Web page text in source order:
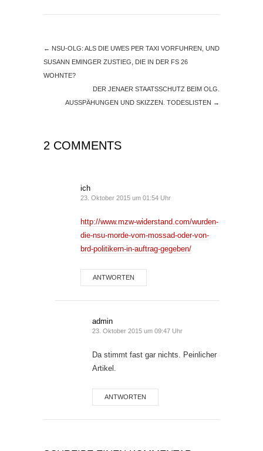
← NSU-OLG: ALS DIE UWES PER TAXI VORFUHREN, UND
SUSANN EMINGER ZUSTIEG, DIE IN DER FS 26
WOHNTE?
DER JENAER STAATSSCHUTZ BEIM OLG.
AUSSPÄHUNGEN UND SKIZZEN. TODESLISTEN →
2 COMMENTS
ich
23. Oktober 2015 um 01:54 Uhr
http://www.mzw-widerstand.com/wurden-
die-nsu-morde-vom-mossad-oder-von-
brd-politikern-in-auftrag-gegeben/
ANTWORTEN
admin
23. Oktober 2015 um 09:47 Uhr
Da stimmt fast gar nichts. Peinlicher
Artikel.
ANTWORTEN